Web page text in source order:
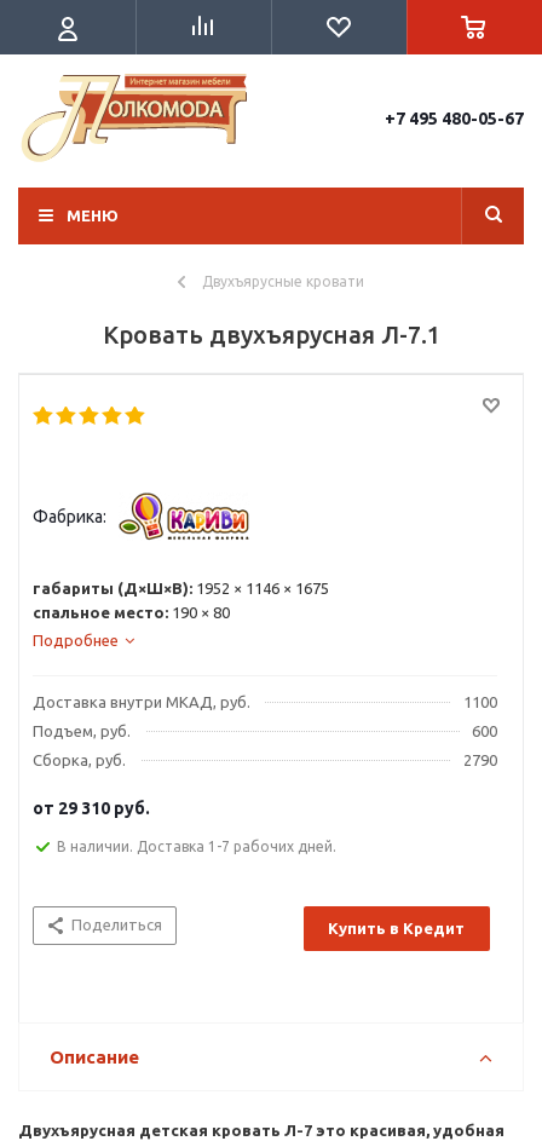
+7 495 480-05-67
МЕНЮ
Двухъярусные кровати
Кровать двухъярусная Л-7.1
Фабрика:
габариты (Д×Ш×В): 1952 × 1146 × 1675
спальное место: 190 × 80
Подробнее
Доставка внутри МКАД, руб.
1100
Подъем, руб.
600
Сборка, руб.
2790
от 29 310 руб.
В наличии. Доставка 1-7 рабочих дней.
Поделиться Купить в Кредит
Описание
Двухъярусная детская кровать Л-7 это красивая, удобная